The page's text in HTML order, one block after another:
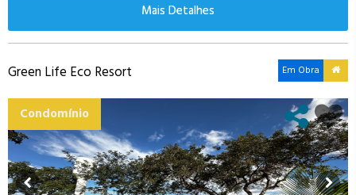
Mais Detalhes
Green Life Eco Resort Em Obra
Condomínio